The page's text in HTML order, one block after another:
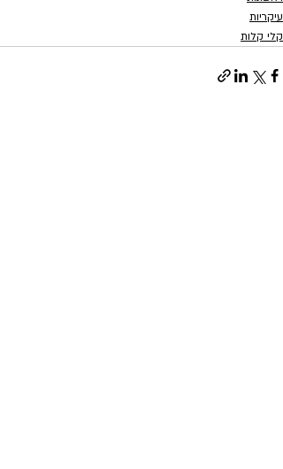
עיקריות
קלי קלות